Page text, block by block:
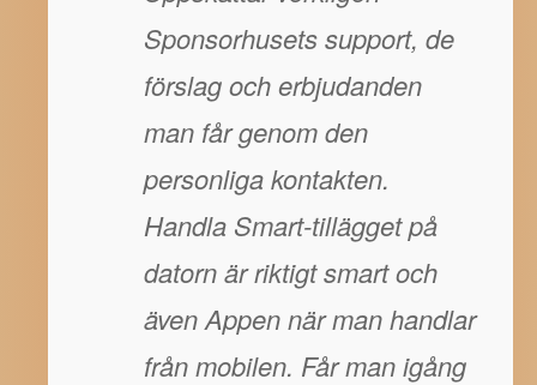
Sponsorhusets support, de
förslag och erbjudanden
man får genom den
personliga kontakten.
Handla Smart-tillägget på
datorn är riktigt smart och
även Appen när man handlar
från mobilen. Får man igång